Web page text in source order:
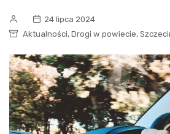
24 lipca 2024
Aktualności, Drogi w powiecie,